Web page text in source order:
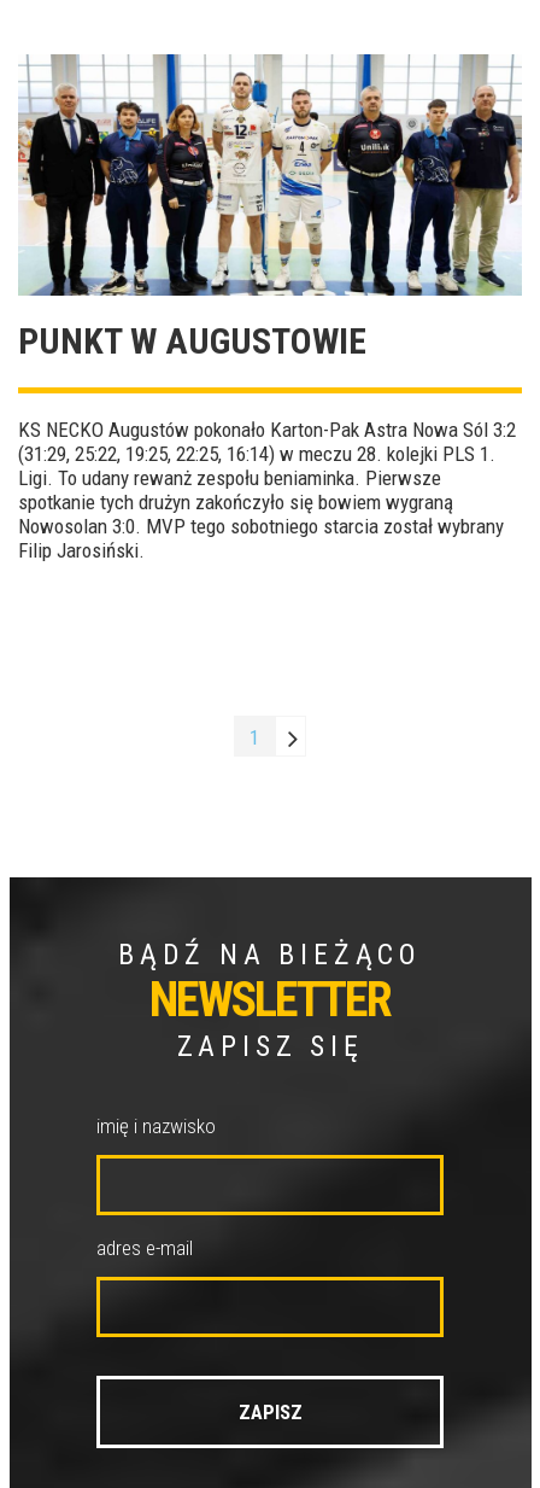
PUNKT W AUGUSTOWIE
KS NECKO Augustów pokonało Karton-Pak Astra Nowa Sól 3:2
(31:29, 25:22, 19:25, 22:25, 16:14) w meczu 28. kolejki PLS 1.
Ligi. To udany rewanż zespołu beniaminka. Pierwsze
spotkanie tych drużyn zakończyło się bowiem wygraną
Nowosolan 3:0. MVP tego sobotniego starcia został wybrany
Filip Jarosiński.
1
BĄDŹ NA BIEŻĄCO
NEWSLETTER
ZAPISZ SIĘ
imię i nazwisko
adres e-mail